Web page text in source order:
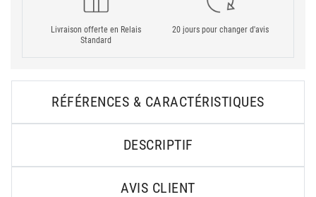
Livraison offerte en Relais
Standard
20 jours pour changer d'avis
RÉFÉRENCES & CARACTÉRISTIQUES
DESCRIPTIF
AVIS CLIENT